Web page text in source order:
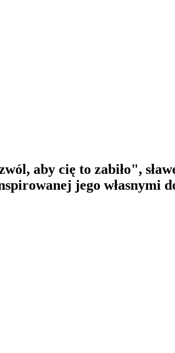
aby cię to zabiło",
jego własnymi